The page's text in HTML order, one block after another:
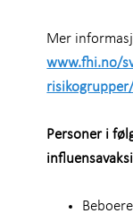
Mer
www.fhi.no/
Personer i